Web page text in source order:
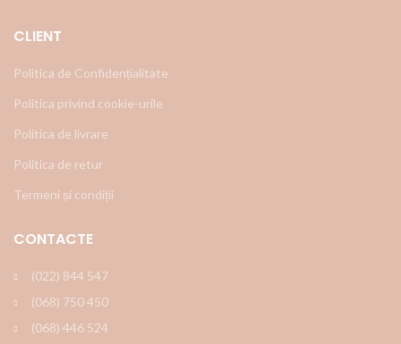
CLIENT
Politica de Confidențialitate
Politica privind cookie-urile
Politica de livrare
Politica de retur
Termeni și condiții
CONTACTE
(022) 844 547
(068) 750 450
(068) 446 524